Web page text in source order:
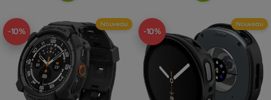
-10%
Nouveau
-10%
Nouveau